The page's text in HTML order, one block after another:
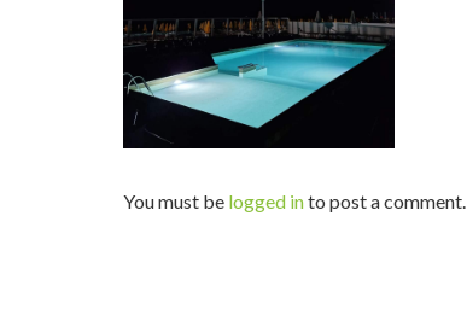
You must be logged into post a comment.